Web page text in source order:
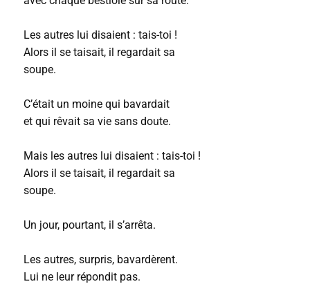
Les autres lui disaient : tais-toi !
Alors il se taisait, il regardait sa
soupe.
C’était un moine qui bavardait
et qui rêvait sa vie sans doute.
Mais les autres lui disaient : tais-toi !
Alors il se taisait, il regardait sa
soupe.
Un jour, pourtant, il s’arrêta.
Les autres, surpris, bavardèrent.
Lui ne leur répondit pas.